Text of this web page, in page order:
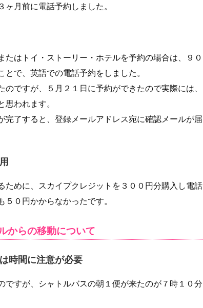
月前に電話予約しました。
たはトイ・ストーリー・ホテルを予約の場合は、９０
で、英語での電話予約をしました。
のですが、５月２１日に予約ができたので実際には、
われます。
完了すると、登録メールアドレス宛に確認メールが届
ために、スカイプクレジットを３００円分購入し電話
０円かからなかったです。
からの移動について
時間に注意が必要
ですが、シャトルバスの朝１便が来たのが７時１０分